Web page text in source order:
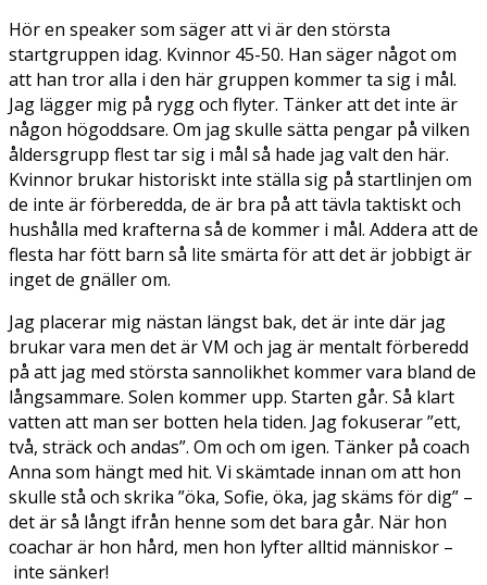
Hör en speaker som säger att vi är den största
startgruppen idag. Kvinnor 45-50. Han säger något om
att han tror alla i den här gruppen kommer ta sig i mål.
Jag lägger mig på rygg och flyter. Tänker att det inte är
någon högoddsare. Om jag skulle sätta pengar på vilken
åldersgrupp flest tar sig i mål så hade jag valt den här.
Kvinnor brukar historiskt inte ställa sig på startlinjen om
de inte är förberedda, de är bra på att tävla taktiskt och
hushålla med krafterna så de kommer i mål. Addera att de
flesta har fött barn så lite smärta för att det är jobbigt är
inget de gnäller om.
Jag placerar mig nästan längst bak, det är inte där jag
brukar vara men det är VM och jag är mentalt förberedd
på att jag med största sannolikhet kommer vara bland de
långsammare. Solen kommer upp. Starten går. Så klart
vatten att man ser botten hela tiden. Jag fokuserar ”ett,
två, sträck och andas”. Om och om igen. Tänker på coach
Anna som hängt med hit. Vi skämtade innan om att hon
skulle stå och skrika ”öka, Sofie, öka, jag skäms för dig” –
det är så långt ifrån henne som det bara går. När hon
coachar är hon hård, men hon lyfter alltid människor –
inte sänker!